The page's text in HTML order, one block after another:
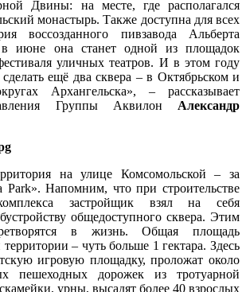
Двины: на месте, где располагался
монастырь. Также доступна для всех
воссозданного пивзавода Альберта
в июне она станет одной из площадок
уличных театров. И в этом году
ещё два сквера – в Октябрьском и
Архангельска», – рассказывает
Группы Аквилон Александр
на улице Комсомольской – за
Напомним, что при строительстве
застройщик взял на себя
общедоступного сквера. Этим
в жизнь. Общая площадь
территории – чуть больше 1 гектара. Здесь
игровую площадку, проложат около
пешеходных дорожек из тротуарной
урны, высадят более 40 взрослых